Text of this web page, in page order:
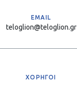
EMAIL
teloglion@teloglion.gr
ΧΟΡΗΓΟΙ